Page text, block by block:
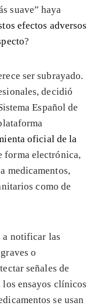
suave” haya
efectos adversos
?
ser subrayado.
decidió
Español de
oficial de la
forma electrónica,
medicamentos,
como de
a notificar las
o
señales de
los ensayos clínicos
se usan